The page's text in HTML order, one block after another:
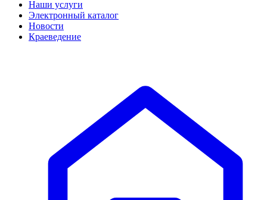
Наши услуги
Электронный каталог
Новости
Краеведение